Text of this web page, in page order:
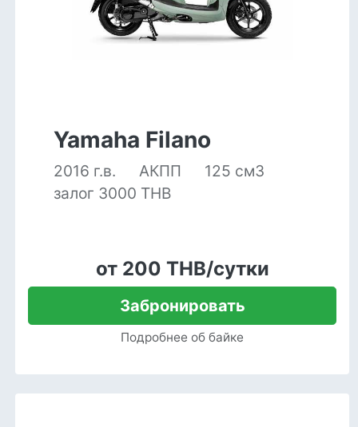
Yamaha Filano
2016 г.в. АКПП
125 см3
залог 3000 THB
от 200 THB/сутки
Забронировать
Подробнее об байке